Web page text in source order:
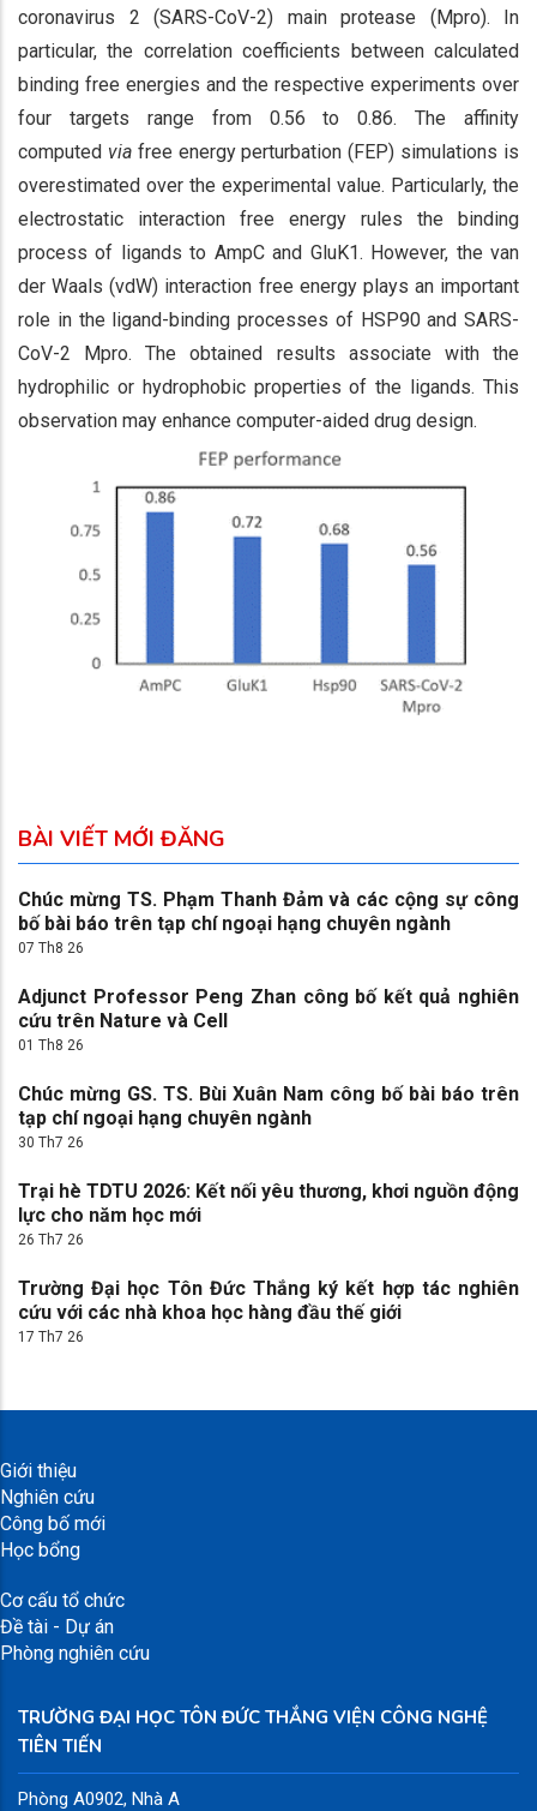
coronavirus 2 (SARS-CoV-2) main protease (Mpro). In
particular, the correlation coefficients between calculated
binding free energies and the respective experiments over
four targets range from 0.56 to 0.86. The affinity
computed viafree energy perturbation (FEP) simulations is
overestimated over the experimental value. Particularly, the
electrostatic interaction free energy rules the binding
process of ligands to AmpC and GluK1. However, the van
der Waals (vdW) interaction free energy plays an important
role in the ligand-binding processes of HSP90 and SARS-
CoV-2 Mpro. The obtained results associate with the
hydrophilic or hydrophobic properties of the ligands. This
observation may enhance computer-aided drug design.
BÀI VIẾT MỚI ĐĂNG
Chúc mừng TS. Phạm Thanh Đảm và các cộng sự công
bố bài báo trên tạp chí ngoại hạng chuyên ngành
07 Th8 26
Adjunct Professor Peng Zhan công bố kết quả nghiên
cứu trên Nature và Cell
01 Th8 26
Chúc mừng GS. TS. Bùi Xuân Nam công bố bài báo trên
tạp chí ngoại hạng chuyên ngành
30 Th7 26
Trại hè TDTU 2026: Kết nối yêu thương, khơi nguồn động
lực cho năm học mới
26 Th7 26
Trường Đại học Tôn Đức Thắng ký kết hợp tác nghiên
cứu với các nhà khoa học hàng đầu thế giới
17 Th7 26
Giới thiệu
Nghiên cứu
Công bố mới
Học bổng
Cơ cấu tổ chức
Đề tài - Dự án
Phòng nghiên cứu
TRƯỜNG ĐẠI HỌC TÔN ĐỨC THẮNG VIỆN CÔNG NGHỆ
TIÊN TIẾN
Phòng A0902, Nhà A